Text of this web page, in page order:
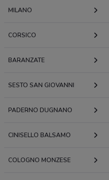
MILANO
CORSICO
BARANZATE
SESTO SAN GIOVANNI
PADERNO DUGNANO
CINISELLO BALSAMO
COLOGNO MONZESE